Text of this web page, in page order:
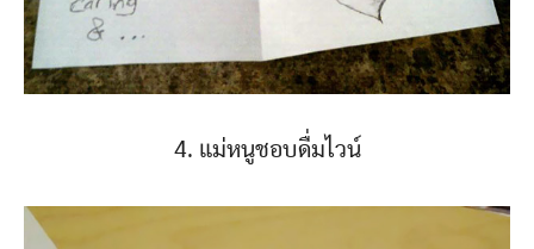
4. แม่หนูชอบดื่มไวน์